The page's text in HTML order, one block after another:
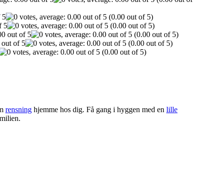
(0.00 out of 5)
(0.00 out of 5)
(0.00 out of 5)
(0.00 out of 5)
(0.00 out of 5)
rensning hjemme hos dig. Få gang i hyggen med en lille